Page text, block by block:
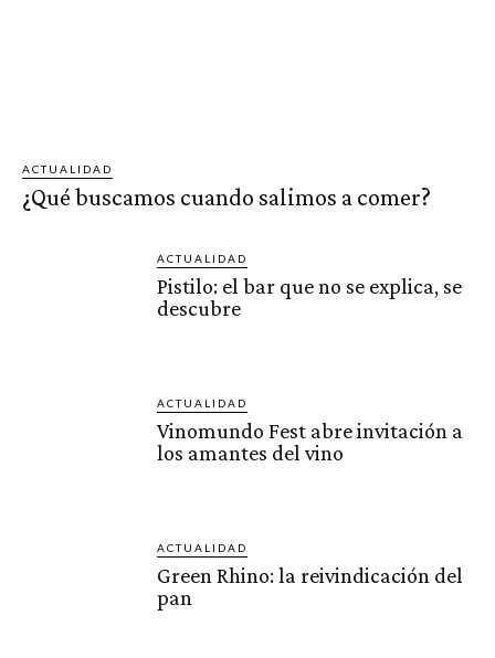
ACTUALIDAD
¿Qué buscamos cuando salimos a comer?
ACTUALIDAD
Pistilo: el bar que no se explica, se
descubre
ACTUALIDAD
Vinomundo Fest abre invitación a
los amantes del vino
ACTUALIDAD
Green Rhino: la reivindicación del
pan